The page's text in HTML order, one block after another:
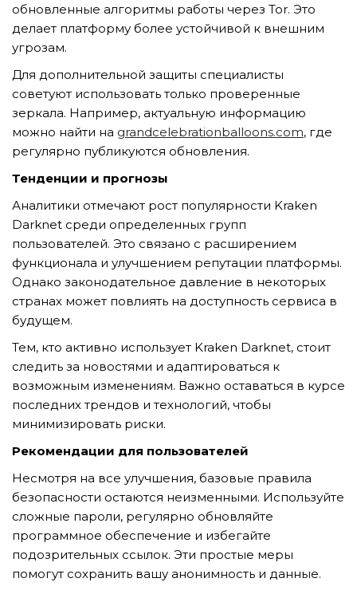
обновленные алгоритмы работы через Tor. Это
делает платформу более устойчивой к внешним
угрозам.
Для дополнительной защиты специалисты
советуют использовать только проверенные
зеркала. Например, актуальную информацию
можно найти на grandcelebrationballoons.com, где
регулярно публикуются обновления.
Тенденции и прогнозы
Аналитики отмечают рост популярности Kraken
Darknet среди определенных групп
пользователей. Это связано с расширением
функционала и улучшением репутации платформы.
Однако законодательное давление в некоторых
странах может повлиять на доступность сервиса в
будущем.
Тем, кто активно использует Kraken Darknet, стоит
следить за новостями и адаптироваться к
возможным изменениям. Важно оставаться в курсе
последних трендов и технологий, чтобы
минимизировать риски.
Рекомендации для пользователей
Несмотря на все улучшения, базовые правила
безопасности остаются неизменными. Используйте
сложные пароли, регулярно обновляйте
программное обеспечение и избегайте
подозрительных ссылок. Эти простые меры
помогут сохранить вашу анонимность и данные.